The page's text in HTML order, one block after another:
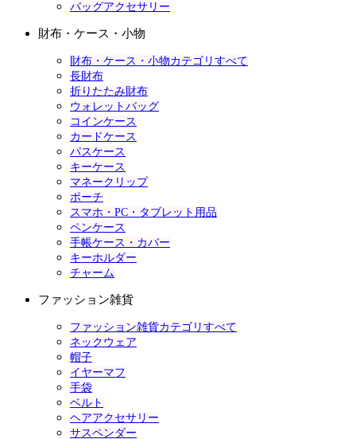
バッグアクセサリー
財布・ケース・小物
財布・ケース・小物カテゴリすべて
長財布
折りたたみ財布
ウォレットバッグ
コインケース
カードケース
パスケース
キーケース
マネークリップ
ポーチ
スマホ・PC・タブレット用品
ペンケース
手帳ケース・カバー
キーホルダー
チャーム
ファッション雑貨
ファッション雑貨カテゴリすべて
ネックウェア
帽子
イヤーマフ
手袋
ベルト
ヘアアクセサリー
サスペンダー